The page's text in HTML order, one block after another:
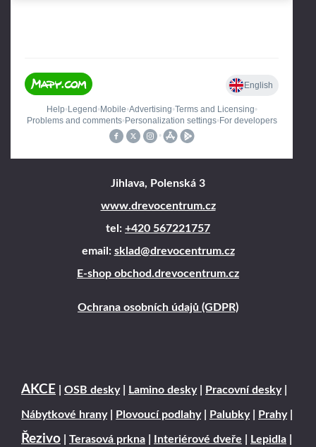
Jihlava, Polenská 3
www.drevocentrum.cz
tel: +420 567221757
email: sklad@drevocentrum.cz
E-shop obchod.drevocentrum.cz
Ochrana osobních údajů (GDPR)
AKCE OSB desky| Lamino desky| Pracovní desky|
Nábytkové hrany| Plovoucí podlahy| Palubky| Prahy|
Řezivo Terasová prkna Interiérové dveře Lepidla